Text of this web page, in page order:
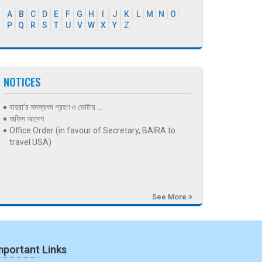
A B C D E F G H J K L M N
O
P
Q R S T U V W X Y Z
NOTICES
বায়রা’র সদস্যপদ গ্রহণ ও ভোটার ...
অফিস আদেশ
Office Order (in favour of Secretary, BAIRA to
travel USA)
See More
Links